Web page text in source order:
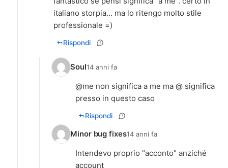
italiano storpia... ma lo ritengo molto stile
professionale =)
Rispondi
Soul14 anni fa
@me non significa a me ma @ significa
presso in questo caso
Rispondi
Minor bug fixes14 anni fa
Intendevo proprio "acconto" anziché
account